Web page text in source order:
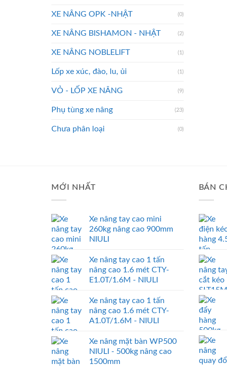
XE NÂNG OPK -NHẬT (0)
XE NÂNG BISHAMON - NHẬT (2)
XE NÂNG NOBLELIFT (1)
Lốp xe xúc, đào, lu, ủi (1)
VỎ - LỐP XE NÂNG (9)
Phụ tùng xe nâng (23)
Chưa phân loại (0)
MỚI NHẤT
Xe nâng tay cao mini
260kg nâng cao 900mm
NIULI
Xe nâng tay cao 1 tấn
nâng cao 1.6 mét CTY-
E1.0T/1.6M - NIULI
Xe nâng tay cao 1 tấn
nâng cao 1.6 mét CTY-
A1.0T/1.6M - NIULI
Xe nâng mặt bàn WP500
NIULI - 500kg nâng cao
1500mm
BÁN